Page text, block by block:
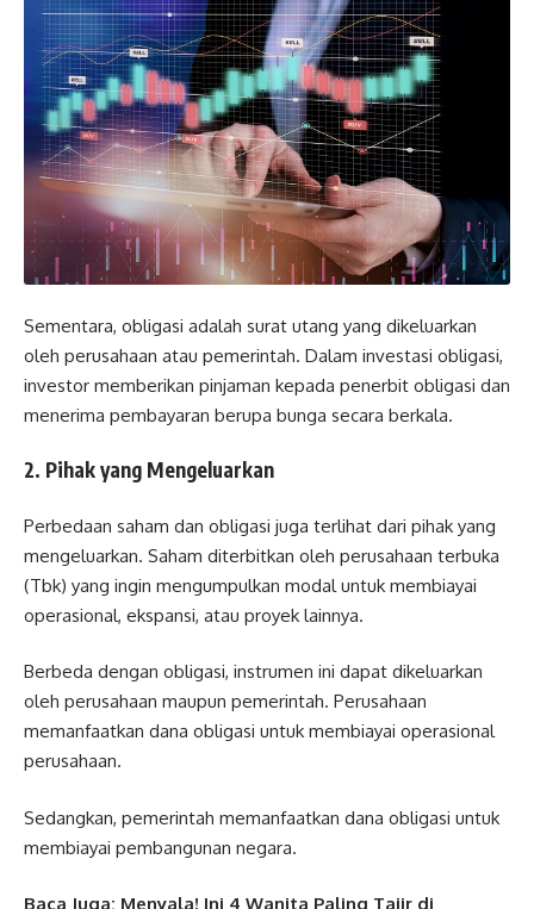
Sementara, obligasi adalah surat utang yang dikeluarkan
oleh perusahaan atau pemerintah. Dalam investasi obligasi,
investor memberikan pinjaman kepada penerbit obligasi dan
menerima pembayaran berupa bunga secara berkala.
2. Pihak yang Mengeluarkan
Perbedaan saham dan obligasi juga terlihat dari pihak yang
mengeluarkan. Saham diterbitkan oleh perusahaan terbuka
(Tbk) yang ingin mengumpulkan modal untuk membiayai
operasional, ekspansi, atau proyek lainnya.
Berbeda dengan obligasi, instrumen ini dapat dikeluarkan
oleh perusahaan maupun pemerintah. Perusahaan
memanfaatkan dana obligasi untuk membiayai operasional
perusahaan.
Sedangkan, pemerintah memanfaatkan dana obligasi untuk
membiayai pembangunan negara.
Baca Juga: Menyala! Ini 4 Wanita Paling Tajir di